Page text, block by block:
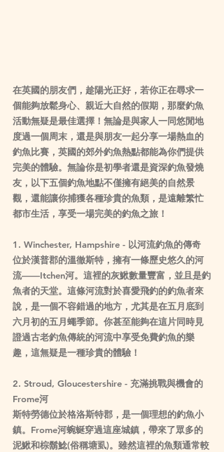
在英國的朋友們，趁陽光正好，若你正在尋求一
個能夠放鬆身心、親近大自然的假期，那麼釣魚
活動無疑是最佳選擇！無論是與家人一同悠閒地
度過一個周末，還是與朋友一起分享一場熱血的
釣魚比賽，英國的郊外釣魚熱點都能為你們提供
完美的體驗。無論你是初學者還是資深釣魚發燒
友，以下五個釣魚地點不僅擁有絕美的自然景
觀，還能讓你捕獲各種珍貴的魚類，是遠離繁忙
都市生活，享受一場完美的釣魚之旅！
1. Winchester, Hampshire - 以河流釣魚的傳奇
位於漢普郡的溫徹斯特，擁有一條歷史悠久的河
流——Itchen河。這裡的灰鰍數量豐富，並且是釣
魚者的天堂。這條河流對於喜愛飛釣的釣魚者來
說，是一個不容錯過的地方，尤其是在五月底到
六月初的五月蠅季節。你甚至能夠在這片同時見
證過古老釣魚傳統的河流中享受免費釣魚的樂
趣，這無疑是一種珍貴的體驗！
2. Stroud, Gloucestershire - 充滿挑戰與機會的
Frome河
斯特勞德位於格洛斯特郡，是一個理想的釣魚小
鎮。Frome河蜿蜒穿過這座城鎮，帶來了眾多的
泥鰍和棕鬍鯰(俗稱塘虱)。雖然這裡的魚類通常較